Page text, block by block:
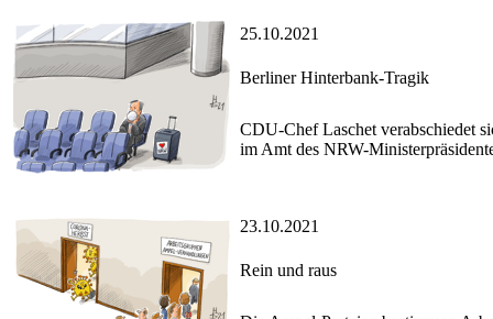
25.10.2021
Berliner Hinterbank-Tragik
CDU-Chef Laschet verabschiedet
im Amt des NRW-
23.10.2021
Rein und raus